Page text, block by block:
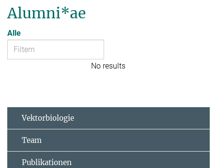
Alumni*ae
Alle
No results
Vektorbiologie
Team
Publikationen